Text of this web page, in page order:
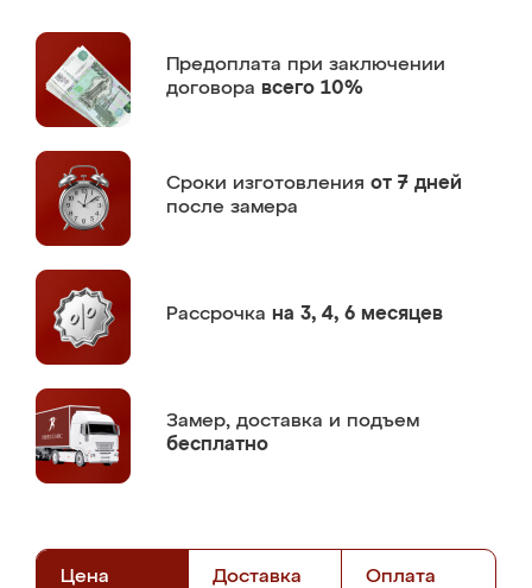
Предоплата при заключении
договора всего 10%
Сроки изготовления от 7 дней
после замера
Рассрочка на 3, 4, 6 месяцев
Замер, доставка и подъем
бесплатно
Цена Доставка Оплата